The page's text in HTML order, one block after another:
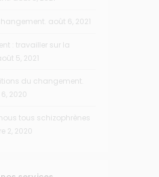
août 6, 2021
: travailler sur la
5, 2021
du changement.
2020
tous schizophrènes
2, 2020